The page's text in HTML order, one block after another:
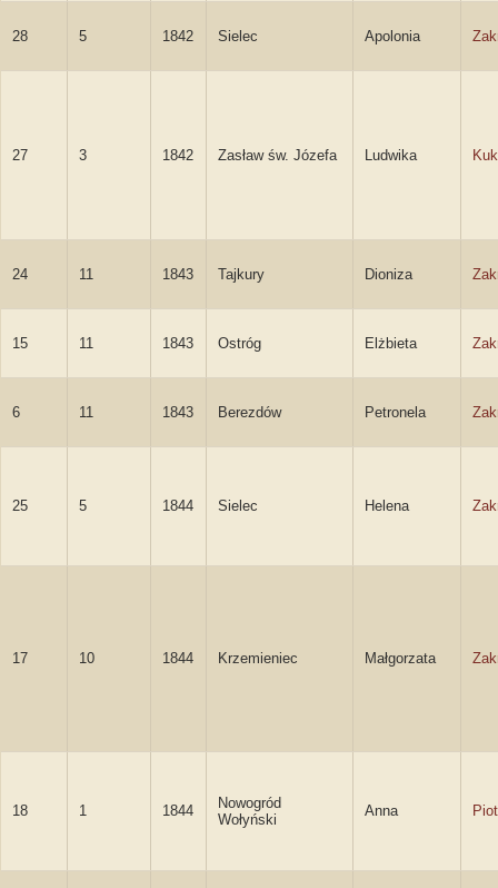
28 5 1842 Sielec Apolonia
27 3 1842 Zasław św. Józefa Ludwika
24 11 1843 Tajkury Dioniza
15 11 1843 Ostróg Elżbieta
6 11 1843 Berezdów Petronela
25 5 1844 Sielec Helena
17 10 1844 Krzemieniec Małgorzata
18 1 1844
Nowogród
Wołyński
Anna